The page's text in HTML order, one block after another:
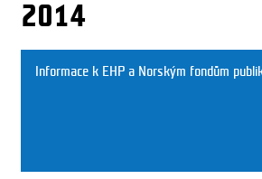
2014
Informace k EHP a Norským fondům